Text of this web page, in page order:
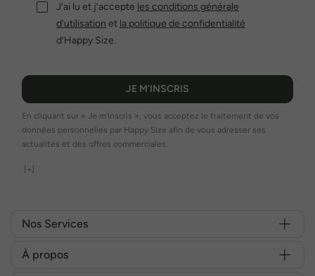
J’ai lu et j’accepte les conditions générale
d’utilisation et la politique de confidentialité
d’Happy Size.
JE M'INSCRIS
En cliquant sur « Je m'inscris », vous acceptez le traitement de vos
données personnelles par Happy Size afin de vous adresser ses
actualités et des offres commerciales.
[+]
Nos Services
À propos